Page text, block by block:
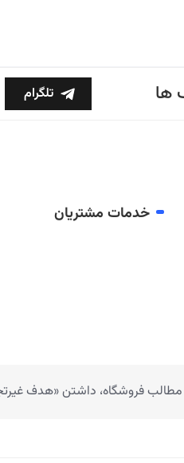
تلگرام ها
خدمات مشتریان
مطالب فروشگاه، داشتن «هدف